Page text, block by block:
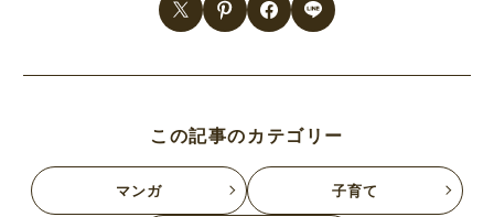
この記事のカテゴリー
マンガ 子育て